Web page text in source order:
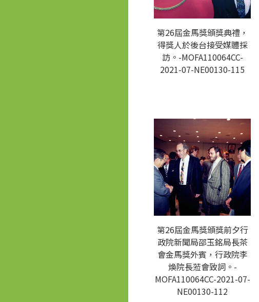
第26屆金馬獎頒獎典禮，
得獎人於後台接受媒體採
訪。-MOFA110064CC-
2021-07-NE00130-115
第26屆金馬獎頒獎前夕行
政院新聞局邵玉銘局長茶
會金馬獎外賓，行政院李
煥院長蒞會致詞。-
MOFA110064CC-2021-07-
NE00130-112